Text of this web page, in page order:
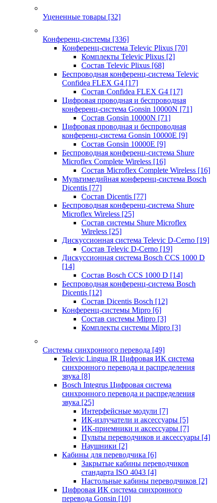
Уцененные товары [32]
Конференц-системы [336]
Конференц-система Televic Plixus [70]
Комплекты Televic Plixus [2]
Состав Televic Plixus [68]
Беспроводная конференц-система Televic
Confidea FLEX G4 [17]
Состав Confidea FLEX G4 [17]
Цифровая проводная и беспроводная
конференц-система Gonsin 10000N [71]
Состав Gonsin 10000N [71]
Цифровая проводная и беспроводная
конференц-система Gonsin 10000E [9]
Состав Gonsin 10000E [9]
Беспроводная конференц-система Shure
Microflex Complete Wireless [16]
Состав Microflex Complete Wireless [16]
Мультимедийная конференц-система Bosch
Dicentis [77]
Состав Dicentis [77]
Беспроводная конференц-система Shure
Microflex Wireless [25]
Состав системы Shure Microflex
Wireless [25]
Дискуссионная система Televic D-Cerno [19]
Состав Televic D-Cerno [19]
Дискуссионная система Bosch CCS 1000 D
[14]
Состав Bosch CCS 1000 D [14]
Беспроводная конференц-система Bosch
Dicentis [12]
Состав Dicentis Bosch [12]
Конференц-системы Mipro [6]
Состав системы Mipro [3]
Комплекты системы Mipro [3]
Системы синхронного перевода [49]
Televic Lingua IR Цифровая ИК система
синхронного перевода и распределения
звука [8]
Bosch Integrus Цифровая система
синхронного перевода и распределения
звука [25]
Интерфейсные модули [7]
ИК-излучатели и аксессуары [5]
ИК-приемники и аксессуары [7]
Пульты переводчиков и аксессуары [4]
Наушники [2]
Кабины для переводчика [6]
Закрытые кабины переводчиков
стандарта ISO 4043 [4]
Настольные кабины переводчиков [2]
Цифровая ИК система синхронного
перевода Gonsin [10]